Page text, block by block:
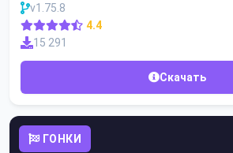
v1.75.8
4.4
15 291
Скачать
ГОНКИ